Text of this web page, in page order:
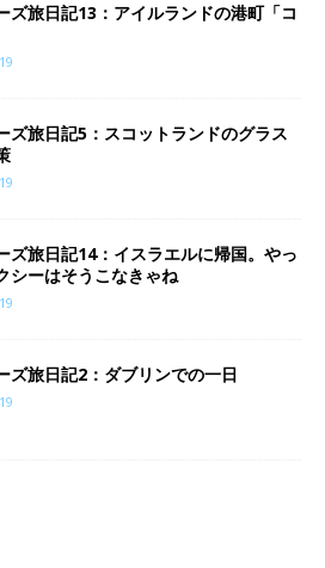
ズ旅日記13：アイルランドの港町「コ
ズ旅日記5：スコットランドのグラス
ズ旅日記14：イスラエルに帰国。やっ
シーはそうこなきゃね
ズ旅日記2：ダブリンでの一日